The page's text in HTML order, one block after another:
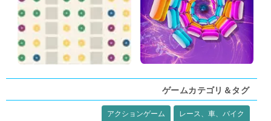
ゲームカテゴリ＆タグ
アクションゲーム レース、車、バイク